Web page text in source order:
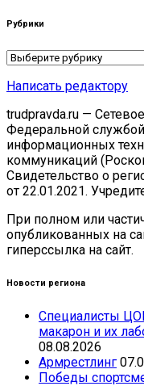
Рубрики
Рубрики
Написать редактору
trudpravda.ru —
Федеральной
информационных
коммуникаций
Свидетельство о
от 22.01.2021.
При полном или
опубликованных на
гиперссылка на сайт.
Новости региона
Специалисты
макарон и их
08.08.2026
Армрестлинг
Победы